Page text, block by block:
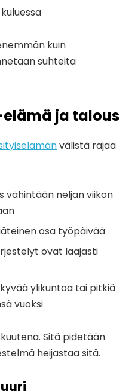
kuin
suhteita
ja talous
välistä rajaa
vähintään neljän viikon
osa työpäivää
ovat laajasti
ylikuntoa tai pitkiä
vuoksi
Sitä pidetään
heijastaa sitä.